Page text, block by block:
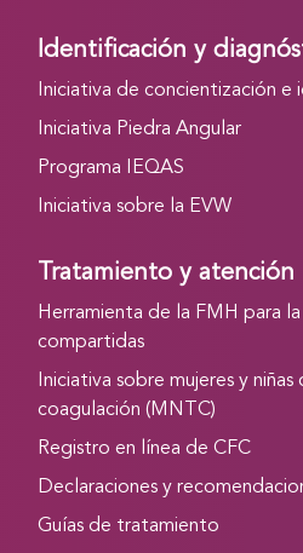
Identificación y
Iniciativa de concientización e
Iniciativa Piedra Angular
Programa IEQAS
Iniciativa sobre la EVW
Tratamiento y atención
Herramienta de la FMH para
compartidas
Iniciativa sobre mujeres y
coagulación (MNTC)
Registro en línea de CFC
Declaraciones y
Guías de tratamiento